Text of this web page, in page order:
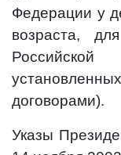
Федерации у
возраста,
договорами).
Указы